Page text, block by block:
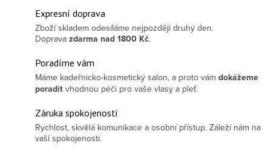
Expresní doprava
Zboží skladem odesíláme nejpozději druhý den.
Doprava zdarma nad 1800 Kč.
Poradíme vám
Máme kadeřnicko-kosmetický salon, a proto vám dokážeme
poradit vhodnou péči pro vaše vlasy a pleť.
Záruka spokojenosti
Rychlost, skvělá komunikace a osobní přístup. Záleží nám na
vaší spokojenosti.